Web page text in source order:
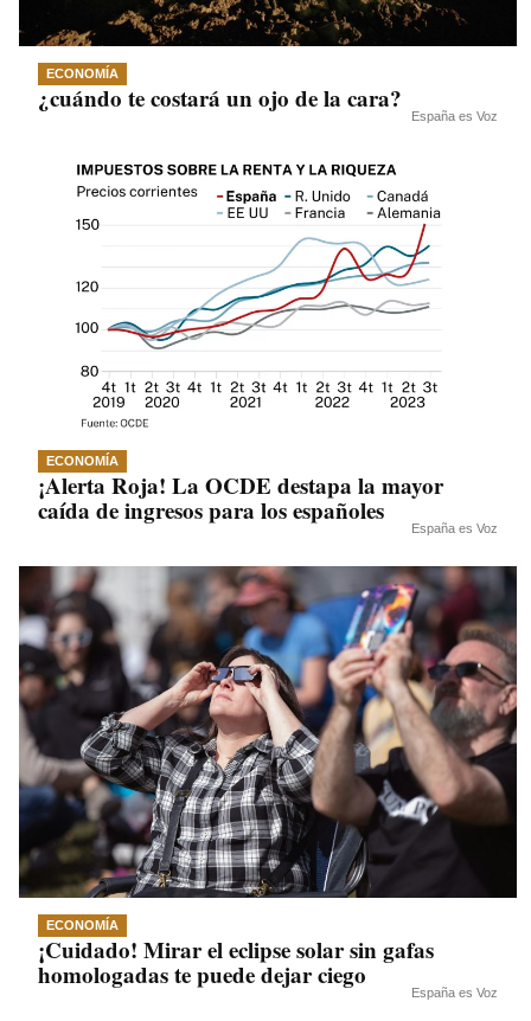
ECONOMÍA
¿cuándo te costará un ojo de la cara?
España es Voz
ECONOMÍA
¡Alerta Roja! La OCDE destapa la mayor
caída de ingresos para los españoles
España es Voz
ECONOMÍA
¡Cuidado! Mirar el eclipse solar sin gafas
homologadas te puede dejar ciego
España es Voz